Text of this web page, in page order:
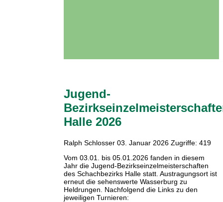
Jugend-
Halle 2026
Ralph Schlosser 03. Januar 2026 Zugriffe: 419
Vom 03.01. bis 05.01.2026 fanden in diesem
Jahr die Jugend-Bezirkseinzelmeisterschaften
des Schachbezirks Halle statt. Austragungsort ist
erneut die sehenswerte Wasserburg zu
Heldrungen. Nachfolgend die Links zu den
jeweiligen Turnieren: